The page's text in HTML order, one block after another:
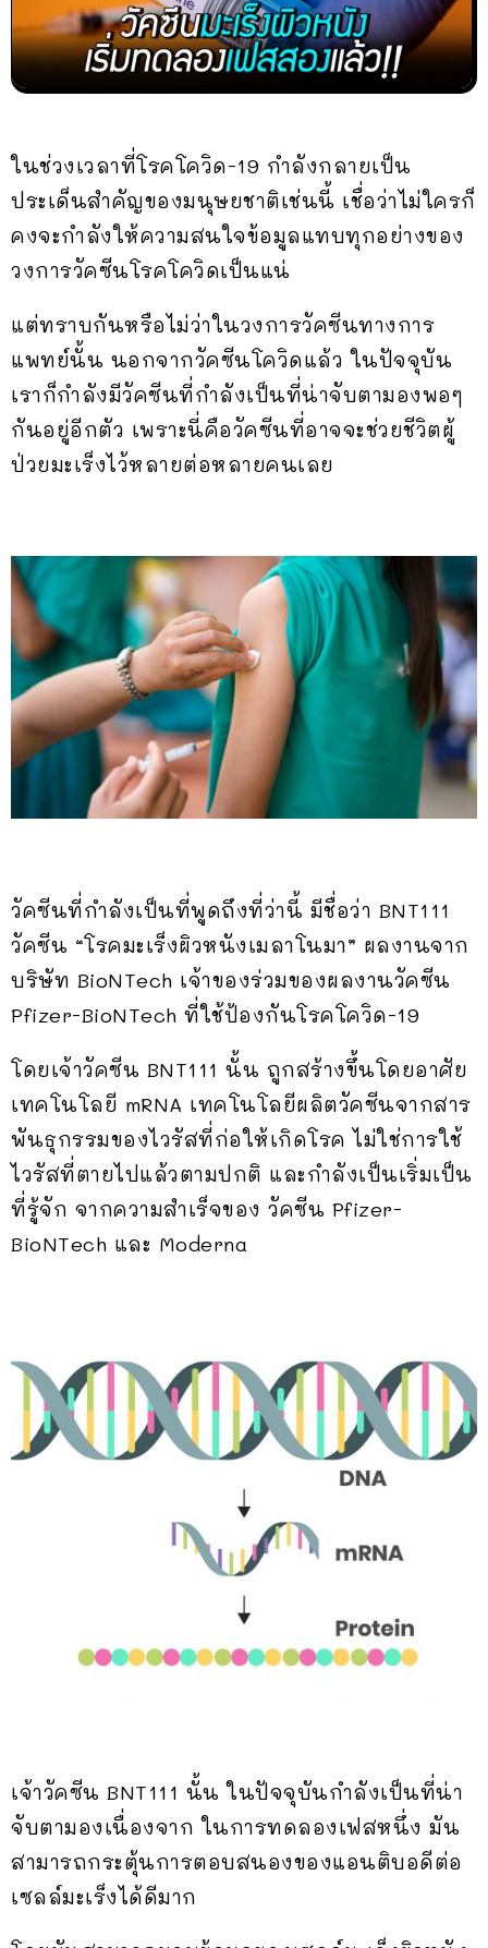
ในช่วงเวลาที่โรคโควิด-19 กำลังกลายเป็น
ประเด็นสำคัญของมนุษยชาติเช่นนี้ เชื่อว่าไม่ใครก็
คงจะกำลังให้ความสนใจข้อมูลแทบทุกอย่างของ
วงการวัคซีนโรคโควิดเป็นแน่
แต่ทราบกันหรือไม่ว่าในวงการวัคซีนทางการ
แพทย์นั้น นอกจากวัคซีนโควิดแล้ว ในปัจจุบัน
เราก็กำลังมีวัคซีนที่กำลังเป็นที่น่าจับตามองพอๆ
กันอยู่อีกตัว เพราะนี่คือวัคซีนที่อาจจะช่วยชีวิตผู้
ป่วยมะเร็งไว้หลายต่อหลายคนเลย
วัคซีนที่กำลังเป็นที่พูดถึงที่ว่านี้ มีชื่อว่า BNT111
วัคซีน “โรคมะเร็งผิวหนังเมลาโนมา” ผลงานจาก
บริษัท BioNTech เจ้าของร่วมของผลงานวัคซีน
Pfizer-BioNTech ที่ใช้ป้องกันโรคโควิด-19
โดยเจ้าวัคซีน BNT111 นั้น ถูกสร้างขึ้นโดยอาศัย
เทคโนโลยี mRNA เทคโนโลยีผลิตวัคซีนจากสาร
พันธุกรรมของไวรัสที่ก่อให้เกิดโรค ไม่ใช่การใช้
ไวรัสที่ตายไปแล้วตามปกติ และกำลังเป็นเริ่มเป็น
ที่รู้จัก จากความสำเร็จของ วัคซีน Pfizer-
BioNTech และ Moderna
เจ้าวัคซีน BNT111 นั้น ในปัจจุบันกำลังเป็นที่น่า
จับตามองเนื่องจาก ในการทดลองเฟสหนึ่ง มัน
สามารถกระตุ้นการตอบสนองของแอนติบอดีต่อ
เซลล์มะเร็งได้ดีมาก